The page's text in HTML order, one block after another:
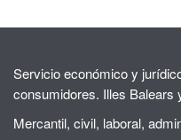
Servicio económico y
consumidores. Illes Balears
Mercantil, civil, laboral,